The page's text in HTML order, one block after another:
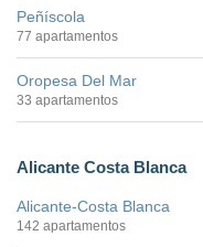
Peñíscola
77 apartamentos
Oropesa Del Mar
33 apartamentos
Alicante Costa Blanca
Alicante-Costa Blanca
142 apartamentos